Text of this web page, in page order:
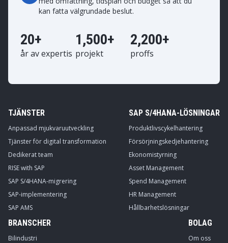
kan fatta välgrundade beslut.
20+
år av expertis
1,500+
projekt
2,200+
proffs
TJÄNSTER
Anpassad mjukvaruutveckling
Tjänster för digital transformation
Dedikerat team
RISE with SAP
SAP S/4HANA-migrering
SAP-implementering
SAP AMS
SAP S/4HANA-LÖSNINGAR
Produktlivscykelhantering
Försörjningskedjehantering
Ekonomistyrning
Asset Management
Spend Management
HR Management
Hållbarhetslösningar
BRANSCHER
Bilindustri
BOLAG
Om oss